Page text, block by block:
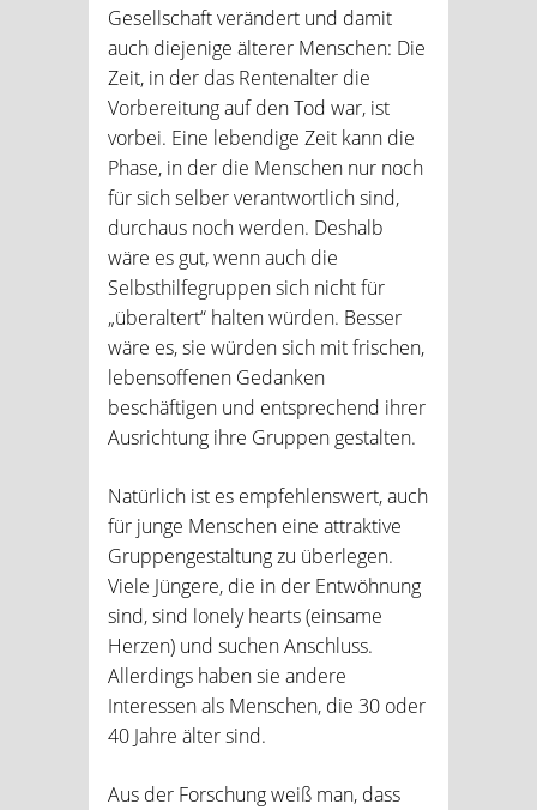
Gesellschaft verändert und damit
auch diejenige älterer Menschen: Die
Zeit, in der das Rentenalter die
Vorbereitung auf den Tod war, ist
vorbei. Eine lebendige Zeit kann die
Phase, in der die Menschen nur noch
für sich selber verantwortlich sind,
durchaus noch werden. Deshalb
wäre es gut, wenn auch die
Selbsthilfegruppen sich nicht für
„überaltert“ halten würden. Besser
wäre es, sie würden sich mit frischen,
lebensoffenen Gedanken
beschäftigen und entsprechend ihrer
Ausrichtung ihre Gruppen gestalten.
Natürlich ist es empfehlenswert, auch
für junge Menschen eine attraktive
Gruppengestaltung zu überlegen.
Viele Jüngere, die in der Entwöhnung
sind, sind lonely hearts (einsame
Herzen) und suchen Anschluss.
Allerdings haben sie andere
Interessen als Menschen, die 30 oder
40 Jahre älter sind.
Aus der Forschung weiß man, dass